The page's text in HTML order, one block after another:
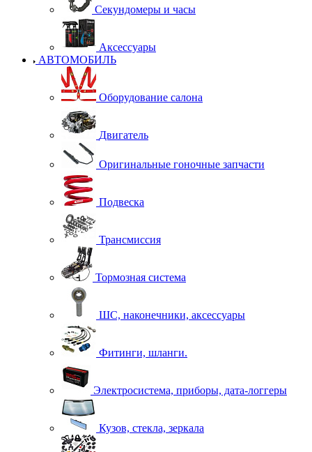
Секундомеры и часы
Аксессуары
АВТОМОБИЛЬ
Оборудование салона
Двигатель
Оригинальные гоночные запчасти
Подвеска
Трансмиссия
Тормозная система
ШС, наконечники, аксессуары
Фитинги, шланги.
Электросистема, приборы, дата-логгеры
Кузов, стекла, зеркала